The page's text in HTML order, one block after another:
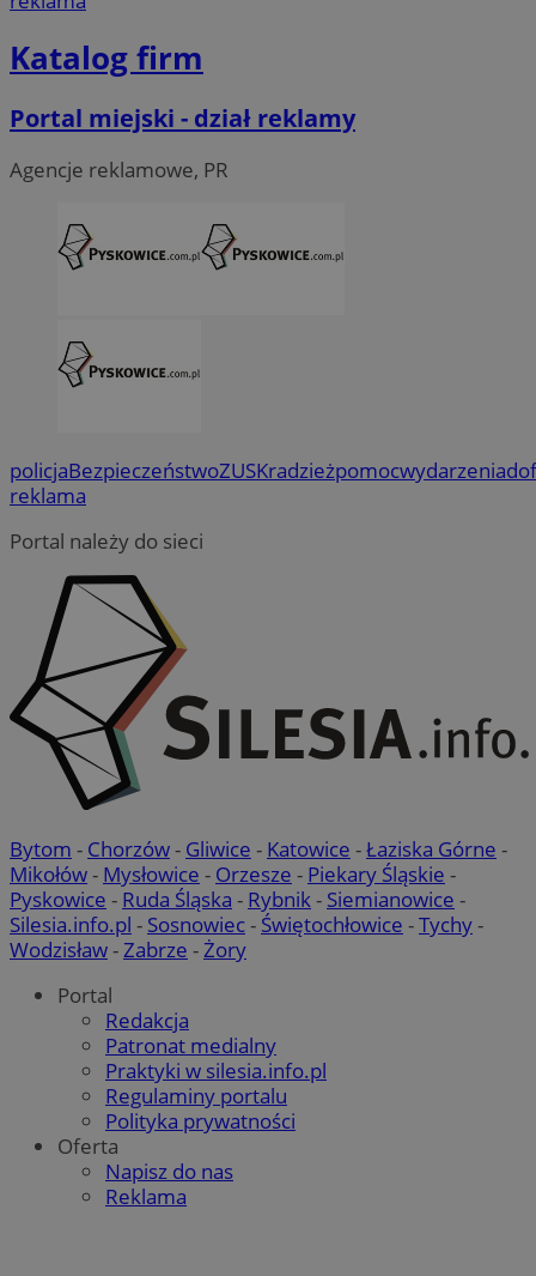
Katalog firm
Portal miejski - dział reklamy
Agencje reklamowe, PR
policjaBezpieczeństwoZUSKradzieżpomocwydarzenia
reklama
Portal należy do sieci
Bytom - Chorzów- Gliwice - Katowice -Łaziska Górne -
Mikołów- Mysłowice - Orzesze - Piekary Śląskie -
Pyskowice - Ruda Śląska - Rybnik - Siemianowice -
Silesia.info.pl - Sosnowiec- Świętochłowice -Tychy-
Wodzisław- Zabrze - Żory
Portal
Redakcja
Patronat medialny
Praktyki w silesia.info.pl
Regulaminy portalu
Polityka prywatności
Oferta
Napisz do nas
Reklama